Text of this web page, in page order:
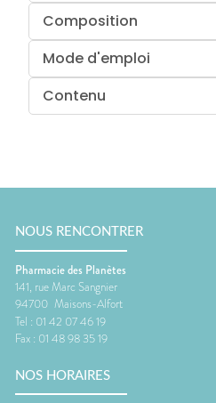
Composition
Mode d'emploi
Contenu
NOUS RENCONTRER
Pharmacie des Planètes
141, rue Marc Sangnier
94700 Maisons-Alfort
Tel : 01 42 07 46 19
Fax : 01 48 98 35 19
NOS HORAIRES